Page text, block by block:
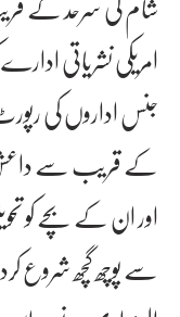
امریکی نشریاتی
جنس اداروں کی
کے قریب سے داعش
اور ان کے بچے کو
سے پوچھ گچھ شروع